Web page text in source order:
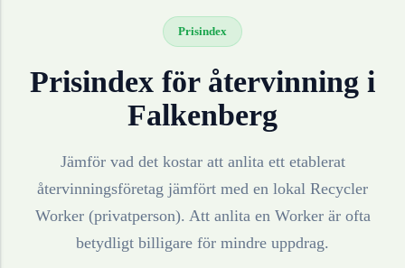
Prisindex
Prisindex för återvinning i
Falkenberg
Jämför vad det kostar att anlita ett etablerat
återvinningsföretag jämfört med en lokal Recycler
Worker (privatperson). Att anlita en Worker är ofta
betydligt billigare för mindre uppdrag.